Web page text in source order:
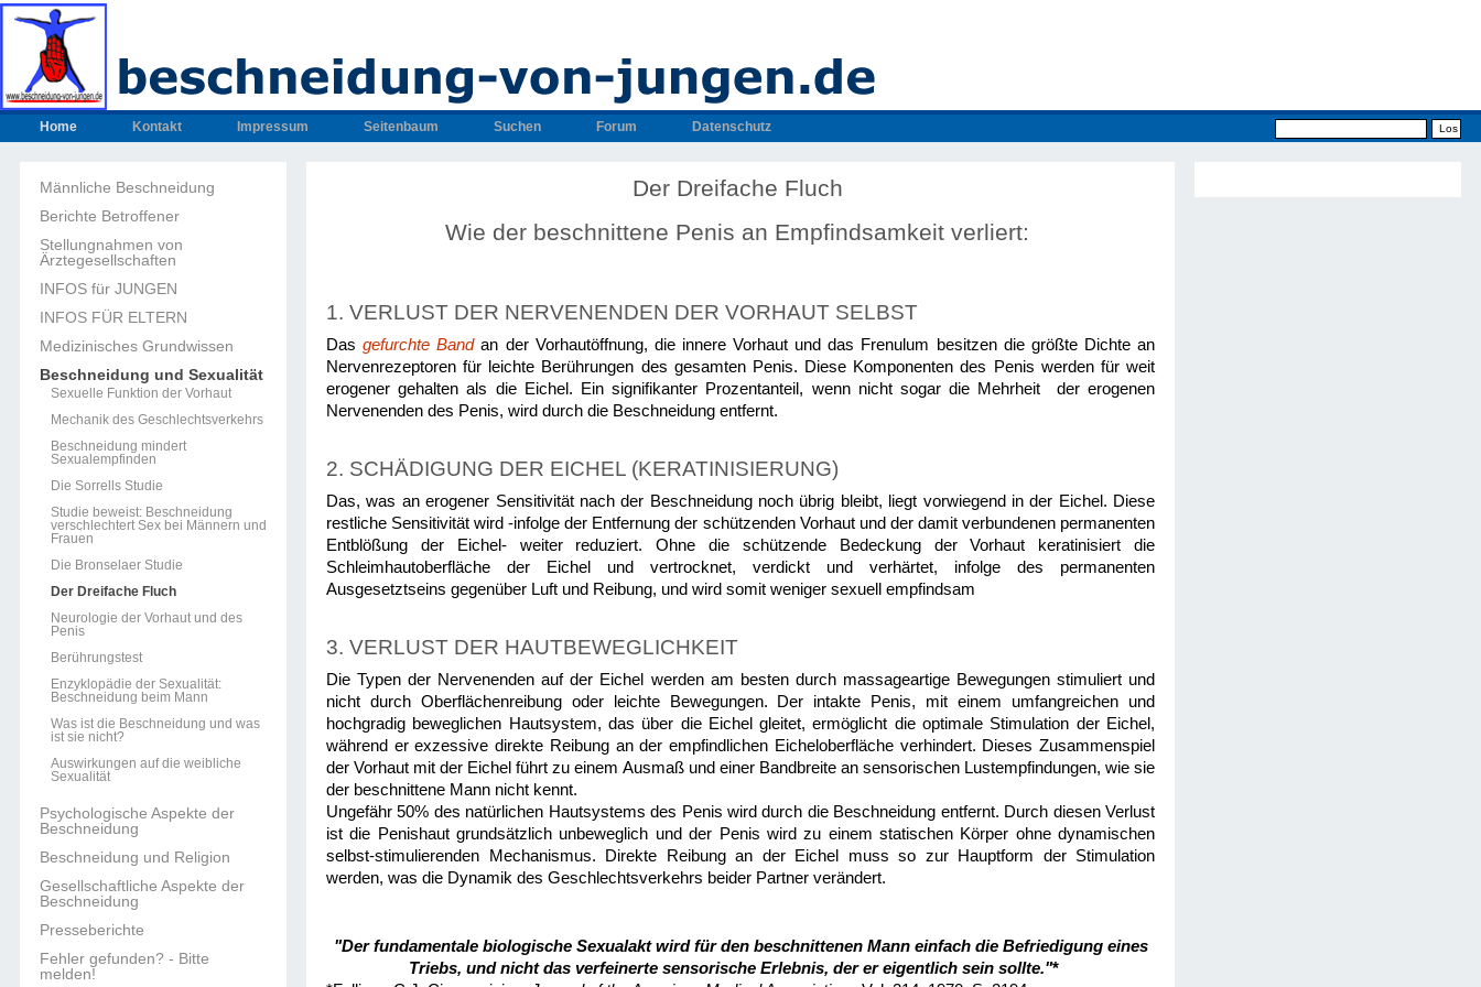
Home Kontakt Impressum Seitenbaum Suchen Forum Datenschutz
Männliche Beschneidung
Berichte Betroffener
Stellungnahmen von
Ärztegesellschaften
INFOS für JUNGEN
INFOS FÜR ELTERN
Medizinisches Grundwissen
Beschneidung und Sexualität
Sexuelle Funktion der Vorhaut
Mechanik des Geschlechtsverkehrs
Beschneidung mindert
Sexualempfinden
Die Sorrells Studie
Studie beweist: Beschneidung
verschlechtert Sex bei Männern und
Frauen
Die Bronselaer Studie
Der Dreifache Fluch
Neurologie der Vorhaut und des
Penis
Berührungstest
Enzyklopädie der Sexualität:
Beschneidung beim Mann
Was ist die Beschneidung und was
ist sie nicht?
Auswirkungen auf die weibliche
Sexualität
Psychologische Aspekte der
Beschneidung
Beschneidung und Religion
Gesellschaftliche Aspekte der
Beschneidung
Presseberichte
Fehler gefunden? - Bitte
melden!
Der Dreifache Fluch
Wie der beschnittene Penis an Empfindsamkeit verliert:
1. VERLUST DER NERVENENDEN DER VORHAUT SELBST
Dasgefurchte Bandan der Vorhautöffnung, die innere Vorhaut und das Frenulum besitzen die größte Dichte an
Nervenrezeptoren für leichte Berührungen des gesamten Penis. Diese Komponenten des Penis werden für weit
erogener gehalten als die Eichel. Ein signifikanter Prozentanteil, wenn nicht sogar die Mehrheit der erogenen
Nervenenden des Penis, wird durch die Beschneidung entfernt.
2. SCHÄDIGUNG DER EICHEL (KERATINISIERUNG)
Das, was an erogener Sensitivität nach der Beschneidung noch übrig bleibt, liegt vorwiegend in der Eichel. Diese
restliche Sensitivität wird -infolge der Entfernung der schützenden Vorhaut und der damit verbundenen permanenten
Entblößung der Eichel- weiter reduziert. Ohne die schützende Bedeckung der Vorhaut keratinisiert die
Schleimhautoberfläche der Eichel und vertrocknet, verdickt und verhärtet, infolge des permanenten
Ausgesetztseins gegenüber Luft und Reibung, und wird somit weniger sexuell empfindsam
3. VERLUST DER HAUTBEWEGLICHKEIT
Die Typen der Nervenenden auf der Eichel werden am besten durch massageartige Bewegungen stimuliert und
nicht durch Oberflächenreibung oder leichte Bewegungen. Der intakte Penis, mit einem umfangreichen und
hochgradig beweglichen Hautsystem, das über die Eichel gleitet, ermöglicht die optimale Stimulation der Eichel,
während er exzessive direkte Reibung an der empfindlichen Eicheloberfläche verhindert. Dieses Zusammenspiel
der Vorhaut mit der Eichel führt zu einem Ausmaß und einer Bandbreite an sensorischen Lustempfindungen, wie sie
der beschnittene Mann nicht kennt.
Ungefähr 50% des natürlichen Hautsystems des Penis wird durch die Beschneidung entfernt. Durch diesen Verlust
ist die Penishaut grundsätzlich unbeweglich und der Penis wird zu einem statischen Körper ohne dynamischen
selbst-stimulierenden Mechanismus. Direkte Reibung an der Eichel muss so zur Hauptform der Stimulation
werden, was die Dynamik des Geschlechtsverkehrs beider Partner verändert.
"Der fundamentale biologische Sexualakt wird für den beschnittenen Mann einfach die Befriedigung eines
Triebs, und nicht das verfeinerte sensorische Erlebnis, der er eigentlich sein sollte."*